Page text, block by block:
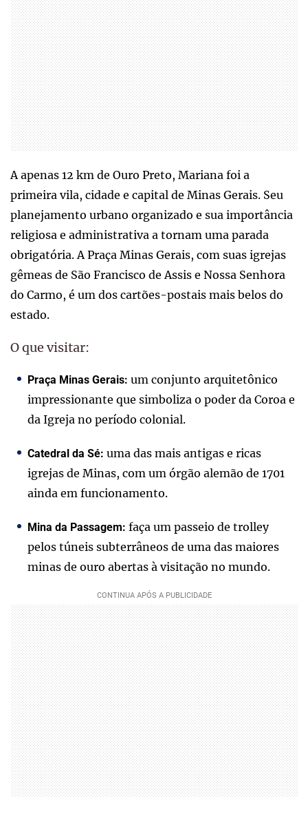
A apenas 12 km de Ouro Preto, Mariana foi a
primeira vila, cidade e capital de Minas Gerais. Seu
planejamento urbano organizado e sua importância
religiosa e administrativa a tornam uma parada
obrigatória. A Praça Minas Gerais, com suas igrejas
gêmeas de São Francisco de Assis e Nossa Senhora
do Carmo, é um dos cartões-postais mais belos do
estado.
O que visitar:
Praça Minas Gerais: um conjunto arquitetônico
impressionante que simboliza o poder da Coroa e
da Igreja no período colonial.
Catedral da Sé: uma das mais antigas e ricas
igrejas de Minas, com um órgão alemão de 1701
ainda em funcionamento.
Mina da Passagem: faça um passeio de trolley
pelos túneis subterrâneos de uma das maiores
minas de ouro abertas à visitação no mundo.